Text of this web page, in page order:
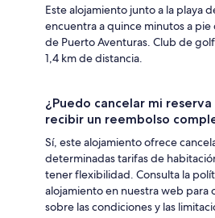
Este alojamiento junto a la playa
encuentra a quince minutos a
de Puerto Aventuras. Club de
1,4 km de distancia.
¿Puedo cancelar mi
recibir un reembolso
Sí, este alojamiento ofrece
determinadas tarifas de
tener flexibilidad. Consulta la
alojamiento en nuestra web para
sobre las condiciones y las